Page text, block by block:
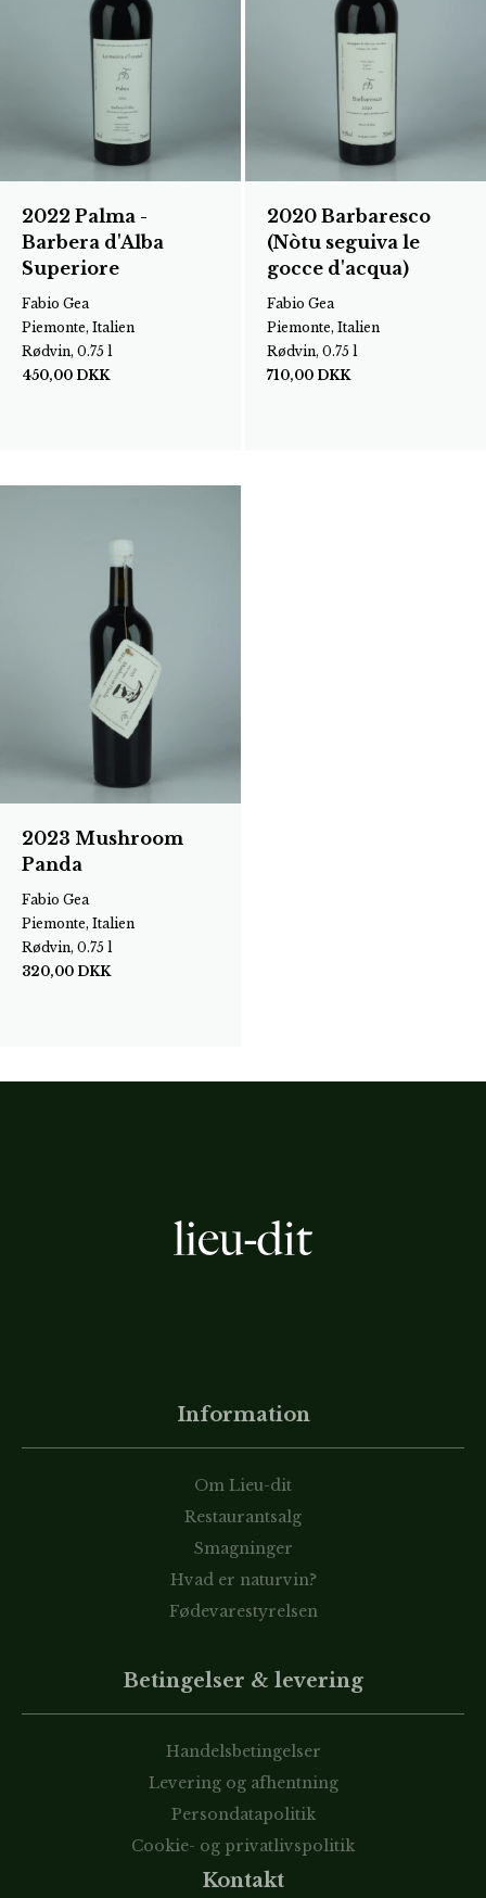
2022 Palma -
Barbera d'Alba
Superiore
Fabio Gea
Piemonte, Italien
Rødvin, 0.75 l
450,00 DKK
2020 Barbaresco
(Nòtu seguiva le
gocce d'acqua)
Fabio Gea
Piemonte, Italien
Rødvin, 0.75 l
710,00 DKK
2023 Mushroom
Panda
Fabio Gea
Piemonte, Italien
Rødvin, 0.75 l
320,00 DKK
Information
Om Lieu-dit
Restaurantsalg
Smagninger
Hvad er naturvin?
Fødevarestyrelsen
Betingelser & levering
Handelsbetingelser
Levering og afhentning
Persondatapolitik
Cookie- og privatlivspolitik
Kontakt